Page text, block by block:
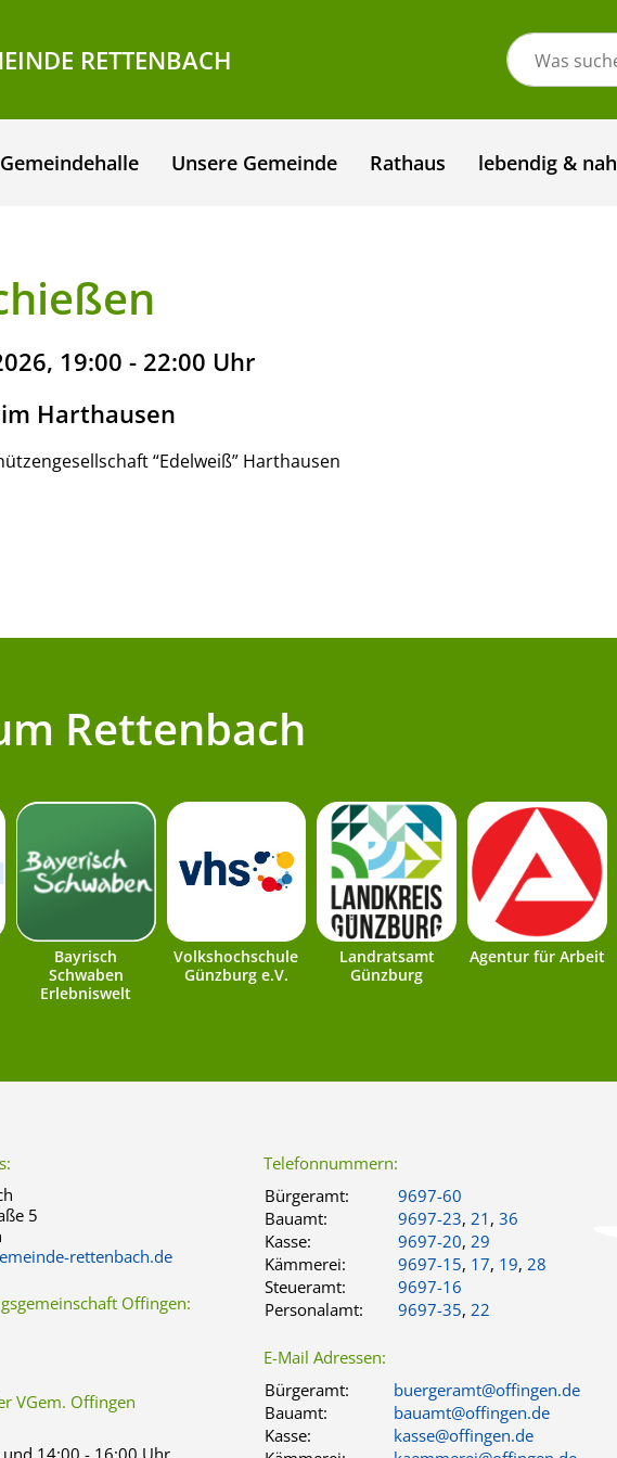
RETTENBACH
Gemeindehalle Unsere Gemeinde Rathaus lebendig & nah
19:00 - 22:00 Uhr
Harthausen
“Edelweiß” Harthausen
Rettenbach
Bayrisch
Schwaben
Erlebniswelt
Volkshochschule
Günzburg e.V.
Landratsamt
Günzburg
Agentur für Arbeit
5
rettenbach.de
Offingen:
VGem. Offingen
14:00 - 16:00 Uhr
Telefonnummern:
Bürgeramt:
9697-60
Bauamt:
9697-23, 21 , 36
Kasse:
9697-20, 29
Kämmerei:
9697-15, 17, 19, 28
Steueramt:
9697-16
Personalamt:
9697-35, 22
E-Mail Adressen:
Bürgeramt:
buergeramt@offingen.de
Bauamt:
bauamt@offingen.de
Kasse:
kasse@offingen.de